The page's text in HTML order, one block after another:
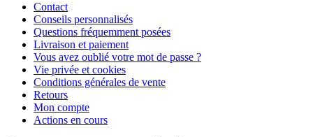
Contact
Conseils personnalisés
Questions fréquemment posées
Livraison et paiement
Vous avez oublié votre mot de passe ?
Vie privée et cookies
Conditions générales de vente
Retours
Mon compte
Actions en cours